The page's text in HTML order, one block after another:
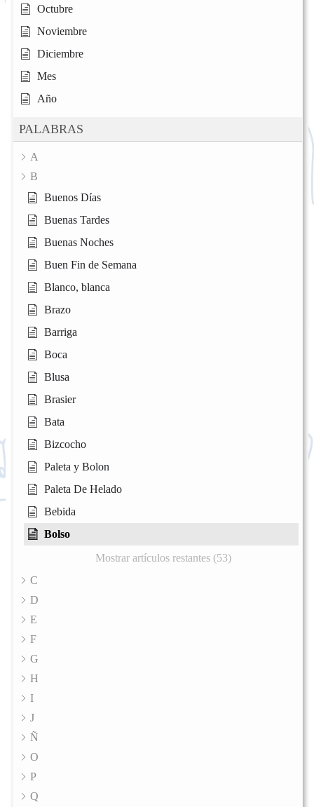
Octubre
Noviembre
Diciembre
Mes
Año
PALABRAS
A
B
Buenos Días
Buenas Tardes
Buenas Noches
Buen Fin de Semana
Blanco, blanca
Brazo
Barriga
Boca
Blusa
Brasier
Bata
Bizcocho
Paleta y Bolon
Paleta De Helado
Bebida
Bolso
Mostrar artículos restantes (53)
C
D
E
F
G
H
I
J
Ñ
O
P
Q